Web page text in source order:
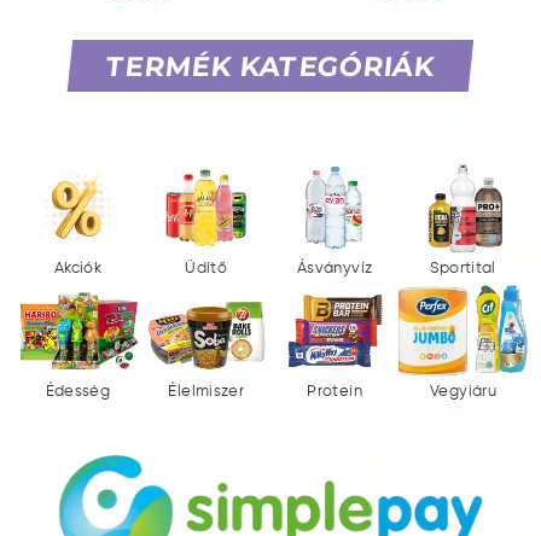
TERMÉK KATEGÓRIÁK
Akciók Üdítő Ásványvíz Sportital
Édesség Élelmiszer Protein Vegyiáru